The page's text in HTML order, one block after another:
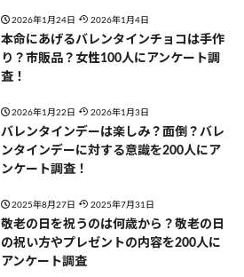
2026年1月24日 2026年1月4日
本命にあげるバレンタインチョコは手作
り？市販品？女性100人にアンケート調
査！
2026年1月22日 2026年1月3日
バレンタインデーは楽しみ？面倒？バレ
ンタインデーに対する意識を200人にア
ンケート調査！
2025年8月27日 2025年7月31日
敬老の日を祝うのは何歳から？敬老の日
の祝い方やプレゼントの内容を200人に
アンケート調査